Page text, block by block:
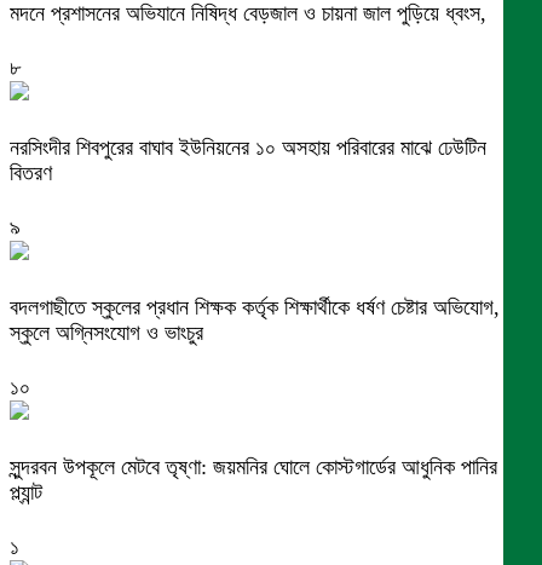
মদনে প্রশাসনের অভিযানে নিষিদ্ধ বেড়জাল ও চায়না জাল পুড়িয়ে ধ্বংস,
৮
নরসিংদীর শিবপুরের বাঘাব ইউনিয়নের ১০ অসহায় পরিবারের মাঝে ঢেউটিন
বিতরণ
৯
বদলগাছীতে স্কুলের প্রধান শিক্ষক কর্তৃক শিক্ষার্থীকে ধর্ষণ চেষ্টার অভিযোগ,
স্কুলে অগ্নিসংযোগ ও ভাংচুর
১০
সুন্দরবন উপকূলে মেটবে তৃষ্ণা: জয়মনির ঘোলে কোস্টগার্ডের আধুনিক পানির
প্ল্যান্ট
১